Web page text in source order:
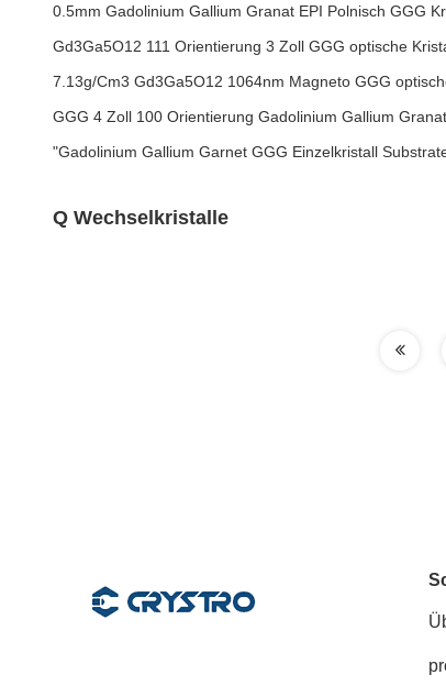
0.5mm Gadolinium Gallium Granat EPI Polnisch GGG
Gd3Ga5O12 111 Orientierung 3 Zoll GGG optische
7.13g/Cm3 Gd3Ga5O12 1064nm Magneto GGG
GGG 4 Zoll 100 Orientierung Gadolinium Gallium Granat
"Gadolinium Gallium Garnet GGG Einzelkristall
Q Wechselkristalle